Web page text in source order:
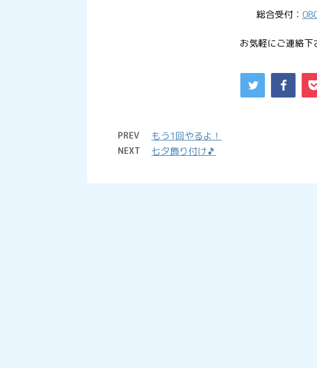
総合受付：
お気軽にご連絡
PREV もう1回やるよ！
NEXT 七夕飾り付け🎵